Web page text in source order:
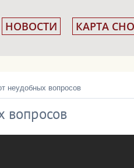
НОВОСТИ КАРТА
неудобных вопросов
вопросов